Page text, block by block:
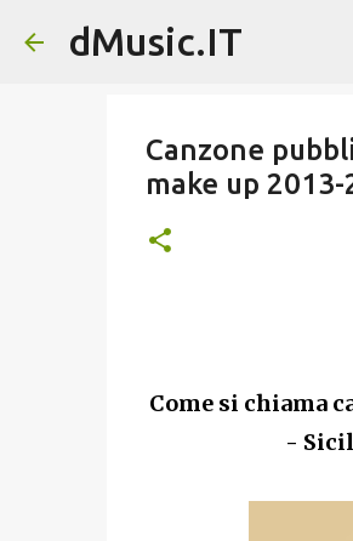
dMusic.IT
Canzone
make up 2013-
Come si chiama
-